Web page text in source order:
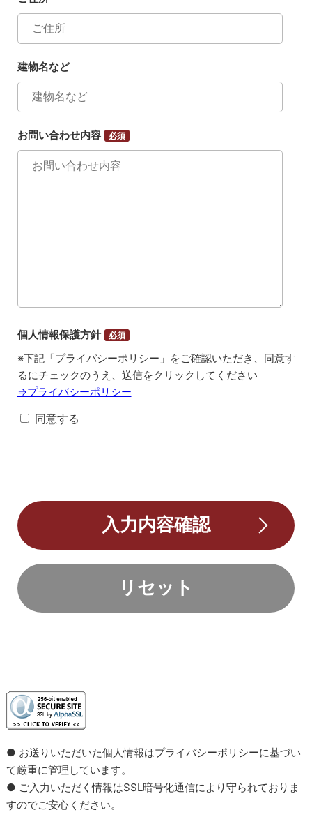
建物名など
お問い合わせ内容 必須
個人情報保護方針 必須
※下記「プライバシーポリシー」をご確認いただき、同意す
るにチェックのうえ、送信をクリックしてください
⇒プライバシーポリシー
同意する
● お送りいただいた個人情報はプライバシーポリシーに基づい
て厳重に管理しています。
● ご入力いただく情報はSSL暗号化通信により守られておりま
すのでご安心ください。